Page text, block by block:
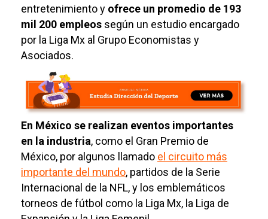
entretenimiento y ofrece un promedio de 193
mil 200 empleos según un estudio encargado
por la Liga Mx al Grupo Economistas y
Asociados.
En México se realizan eventos importantes
en la industria, como el Gran Premio de
México, por algunos llamado el circuito más
importante del mundo, partidos de la Serie
Internacional de la NFL, y los emblemáticos
torneos de fútbol como la Liga Mx, la Liga de